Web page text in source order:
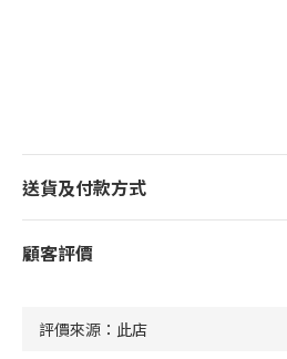
送貨及付款方式
顧客評價